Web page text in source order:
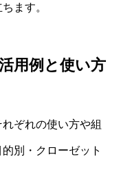
ます。
用例と使い方
ぞれの使い方や組
別・クローゼット